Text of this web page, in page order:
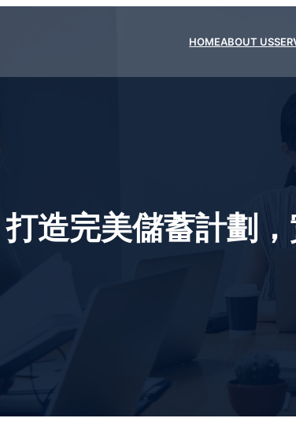
HOMEABOUT US
打造完美儲蓄計劃